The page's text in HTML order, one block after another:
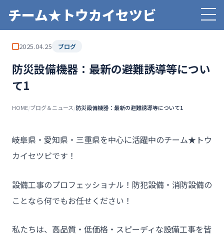
チーム★トウカイセツビ
2025.04.25 ブログ
防災設備機器：最新の避難誘導等につい
て1
HOME/ブログ＆ニュース/防災設備機器：最新の避難誘導等について1
――岐阜県・愛知県・三重県を中心に活躍中のチーム★トウ
カイセツビです！
設備工事のプロフェッショナル！防犯設備・消防設備の
ことなら何でもお任せください！
私たちは、高品質・低価格・スピーディな設備工事を皆